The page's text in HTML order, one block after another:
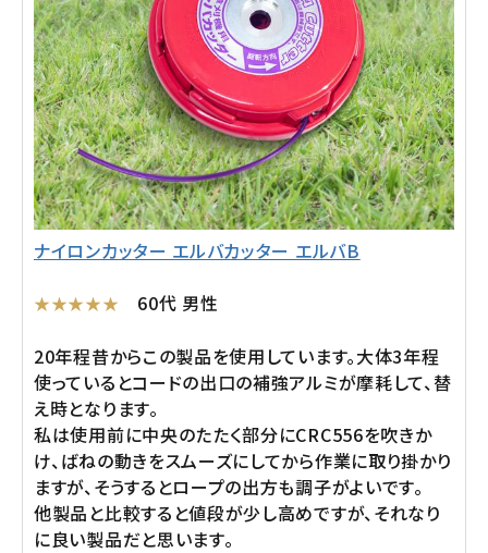
ナイロンカッター エルバカッター エルバB
60代 男性
20年程昔からこの製品を使用しています。大体3年程
使っているとコードの出口の補強アルミが摩耗して、替
え時となります。
私は使用前に中央のたたく部分にCRC556を吹きか
け、ばねの動きをスムーズにしてから作業に取り掛かり
ますが、そうするとロープの出方も調子がよいです。
他製品と比較すると値段が少し高めですが、それなり
に良い製品だと思います。